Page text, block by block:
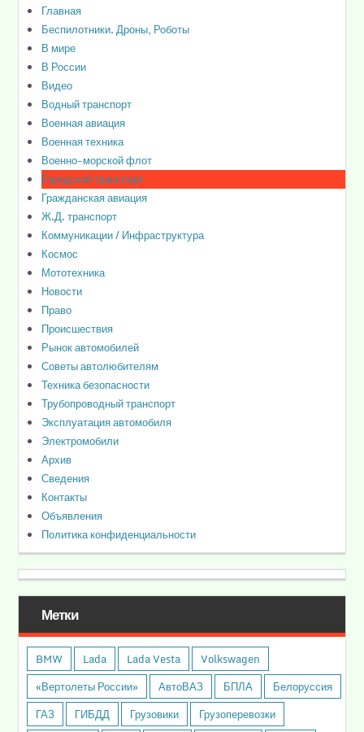
Главная
Беспилотники. Дроны, Роботы
В мире
В России
Видео
Водный транспорт
Военная авиация
Военная техника
Военно-морской флот
Городской транспорт
Гражданская авиация
Ж.Д. транспорт
Коммуникации / Инфраструктура
Космос
Мототехника
Новости
Право
Происшествия
Рынок автомобилей
Советы автолюбителям
Техника безопасности
Трубопроводный транспорт
Эксплуатация автомобиля
Электромобили
Архив
Сведения
Контакты
Объявления
Политика конфиденциальности
Метки
BMW Lada Lada Vesta
Volkswagen
«Вертолеты России»
АвтоВАЗ БПЛА
Белоруссия
ГАЗ
ГИБДД Грузовики
Грузоперевозки